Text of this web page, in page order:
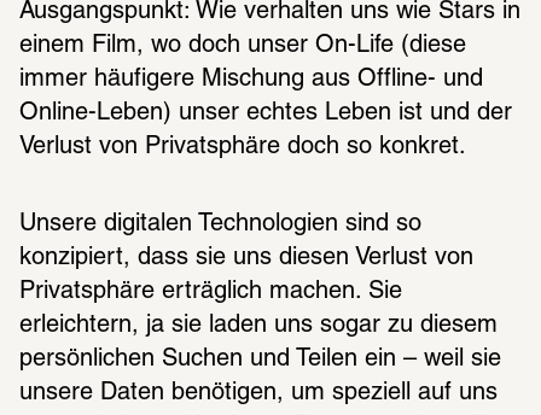
Ausgangspunkt: Wie verhalten uns wie Stars in
einem Film, wo doch unser On-Life (diese
immer häufigere Mischung aus Offline- und
Online-Leben) unser echtes Leben ist und der
Verlust von Privatsphäre doch so konkret.
Unsere digitalen Technologien sind so
konzipiert, dass sie uns diesen Verlust von
Privatsphäre erträglich machen. Sie
erleichtern, ja sie laden uns sogar zu diesem
persönlichen Suchen und Teilen ein – weil sie
unsere Daten benötigen, um speziell auf uns